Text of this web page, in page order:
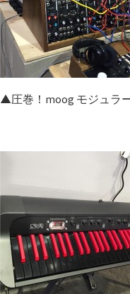
▲圧巻！moog モジュラ